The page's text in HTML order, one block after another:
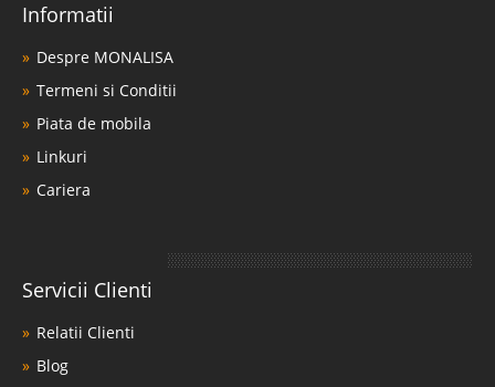
Informatii
Despre MONALISA
Termeni si Conditii
Piata de mobila
Linkuri
Cariera
Servicii Clienti
Relatii Clienti
Blog